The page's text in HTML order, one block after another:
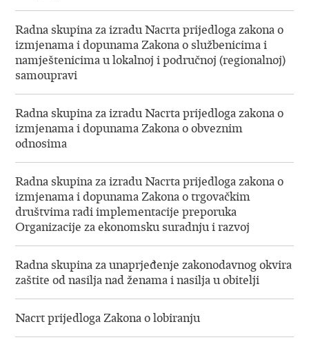
Radna skupina za izradu Nacrta prijedloga zakona o
izmjenama i dopunama Zakona o službenicima i
namještenicima u lokalnoj i područnoj (regionalnoj)
samoupravi
Radna skupina za izradu Nacrta prijedloga zakona o
izmjenama i dopunama Zakona o obveznim
odnosima
Radna skupina za izradu Nacrta prijedloga zakona o
izmjenama i dopunama Zakona o trgovačkim
društvima radi implementacije preporuka
Organizacije za ekonomsku suradnju i razvoj
Radna skupina za unaprjeđenje zakonodavnog okvira
zaštite od nasilja nad ženama i nasilja u obitelji
Nacrt prijedloga Zakona o lobiranju